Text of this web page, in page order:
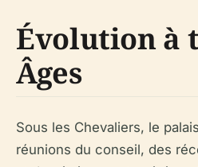
Évolution à
Âges
Sous les Chevaliers, le
réunions du conseil, des